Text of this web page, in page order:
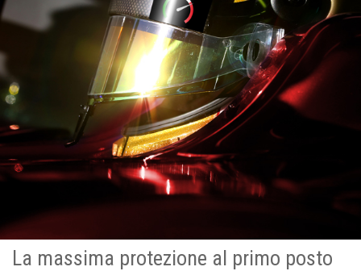
La massima protezione al primo posto